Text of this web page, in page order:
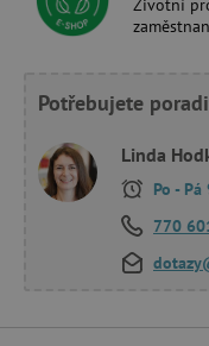
Potřebujete
Linda
Po -
770